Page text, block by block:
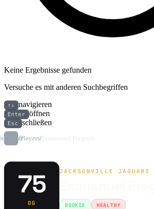
Keine Ergebnisse gefunden
Versuche es mit anderen Suchbegriffen
↑↓ navigieren
Enter öffnen
Esc schließen
/Players/Emmanuel Pregnon
75
OG
JACKSONVILLE JAGUARS
ROOKIE HEALTHY